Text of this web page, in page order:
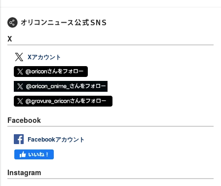
X
Xアカウント
Facebook
Facebookアカウント
Instagram